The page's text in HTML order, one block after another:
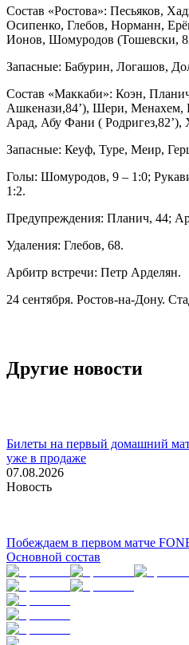
Состав «Ростова»: Песьяков,
Осипенко, Глебов, Норманн,
Ионов, Шомуродов (Тошевски,
Запасные: Бабурин, Логашов,
Состав «Маккаби»: Коэн,
Ашкенази,84’), Шери, Менахем,
Арад, Абу Фани (
Запасные: Кеуф, Туре, Меир,
Голы: Шомуродов, 9 – 1:0;
1:2.
Предупреждения: Планич, 44;
Удаления: Глебов, 68.
Арбитр встречи: Петр Арделян.
24 сентября. Ростов-на-Дону.
Другие новости
Билеты на первый домашний
уже в продаже
07.08.2026
Новость
Побеждаем в первом матче
Основной состав